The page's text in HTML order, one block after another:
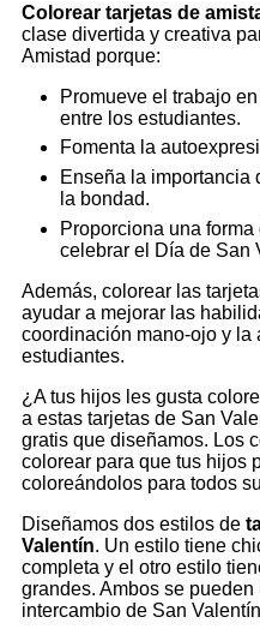
Colorear tarjetas de
clase divertida y creativa
Amistad porque:
Promueve el trabajo
entre los estudiantes.
Fomenta la
Enseña la importancia
la bondad.
Proporciona una
celebrar el Día de San
Además, colorear las
ayudar a mejorar las
coordinación mano-ojo y la
estudiantes.
¿A tus hijos les gusta
a estas tarjetas de San
gratis que diseñamos. Los
colorear para que tus hijos
coloreándolos para todos
Diseñamos dos estilos de
Valentín. Un estilo tiene
completa y el otro estilo
grandes. Ambos se
intercambio de San